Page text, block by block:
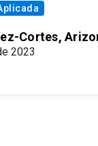
Cortes,
2023